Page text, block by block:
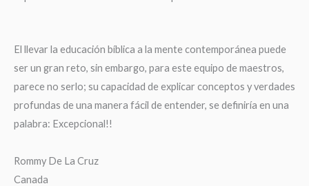
El llevar la educación bíblica a la mente contemporánea puede
ser un gran reto, sin embargo, para este equipo de maestros,
parece no serlo; su capacidad de explicar conceptos y verdades
profundas de una manera fácil de entender, se definiría en una
palabra: Excepcional!!
Rommy De La Cruz
Canada